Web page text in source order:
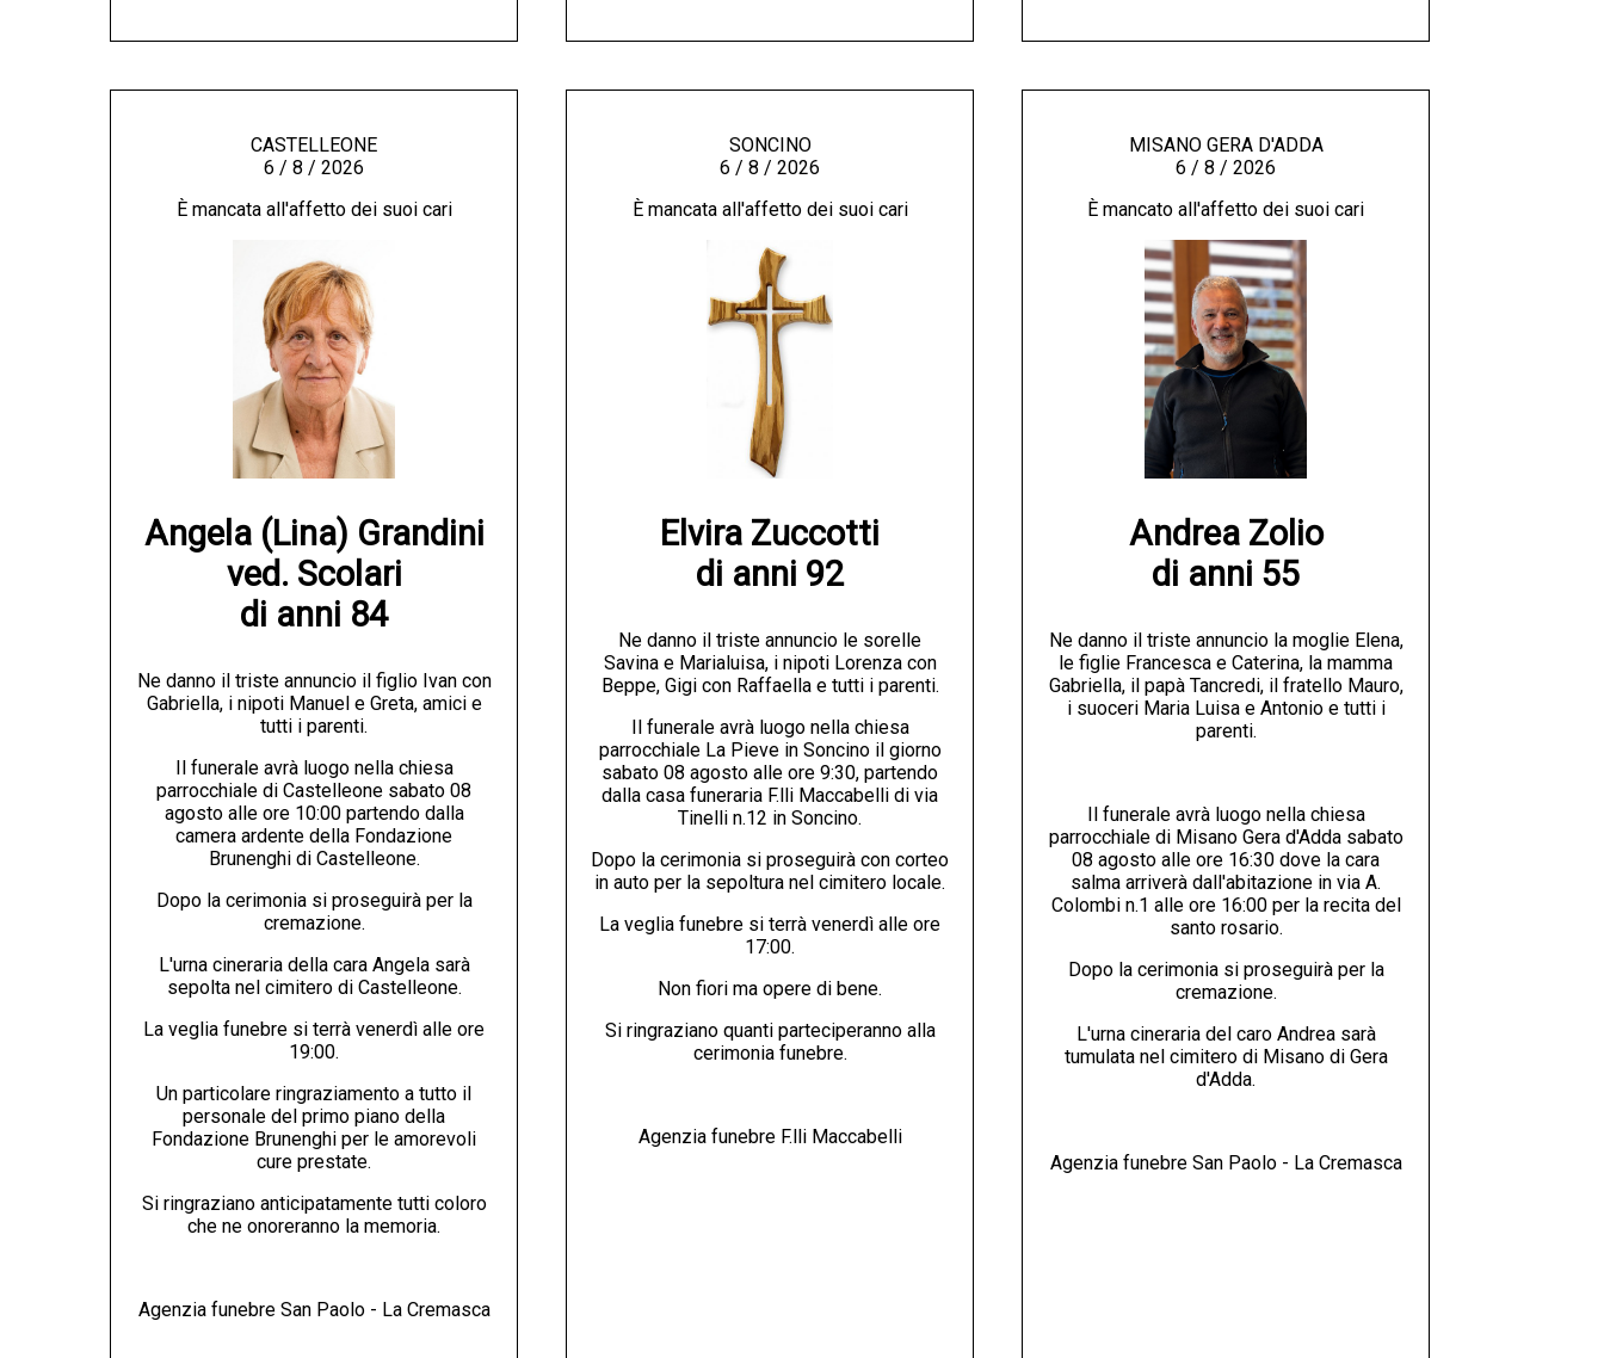
CASTELLEONE
6 / 8 / 2026
È mancata all'affetto dei suoi cari
Angela (Lina) Grandini
ved. Scolari
di anni 84
Ne danno il triste annuncio il figlio Ivan con
Gabriella, i nipoti Manuel e Greta, amici e
tutti i parenti.
Il funerale avrà luogo nella chiesa
parrocchiale di Castelleone sabato 08
agosto alle ore 10:00 partendo dalla
camera ardente della Fondazione
Brunenghi di Castelleone.
Dopo la cerimonia si proseguirà per la
cremazione.
L'urna cineraria della cara Angela sarà
sepolta nel cimitero di Castelleone.
La veglia funebre si terrà venerdì alle ore
19:00.
Un particolare ringraziamento a tutto il
personale del primo piano della
Fondazione Brunenghi per le amorevoli
cure prestate.
Si ringraziano anticipatamente tutti coloro
che ne onoreranno la memoria.
Agenzia funebre San Paolo - La Cremasca
SONCINO
6 / 8 / 2026
È mancata all'affetto dei suoi cari
Elvira Zuccotti
di anni 92
Ne danno il triste annuncio le sorelle
Savina e Marialuisa, i nipoti Lorenza con
Beppe, Gigi con Raffaella e tutti i parenti.
Il funerale avrà luogo nella chiesa
parrocchiale La Pieve in Soncino il giorno
sabato 08 agosto alle ore 9:30, partendo
dalla casa funeraria F.lli Maccabelli di via
Tinelli n.12 in Soncino.
Dopo la cerimonia si proseguirà con corteo
in auto per la sepoltura nel cimitero locale.
La veglia funebre si terrà venerdì alle ore
17:00.
Non fiori ma opere di bene.
Si ringraziano quanti parteciperanno alla
cerimonia funebre.
Agenzia funebre F.lli Maccabelli
MISANO GERA D'ADDA
6 / 8 / 2026
È mancato all'affetto dei suoi cari
Andrea Zolio
di anni 55
Ne danno il triste annuncio la moglie Elena,
le figlie Francesca e Caterina, la mamma
Gabriella, il papà Tancredi, il fratello Mauro,
i suoceri Maria Luisa e Antonio e tutti i
parenti.
Il funerale avrà luogo nella chiesa
parrocchiale di Misano Gera d'Adda sabato
08 agosto alle ore 16:30 dove la cara
salma arriverà dall'abitazione in via A.
Colombi n.1 alle ore 16:00 per la recita del
santo rosario.
Dopo la cerimonia si proseguirà per la
cremazione.
L'urna cineraria del caro Andrea sarà
tumulata nel cimitero di Misano di Gera
d'Adda.
Agenzia funebre San Paolo - La Cremasca